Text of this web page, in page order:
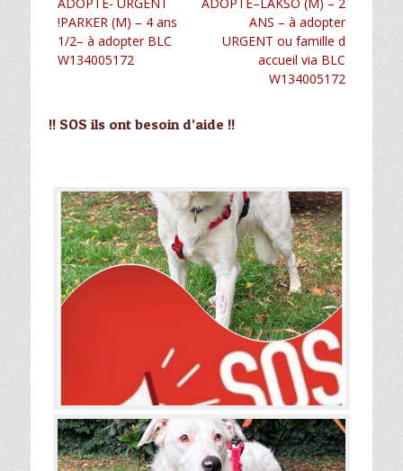
de
l’article
précédent :
!PARKER (M) – 4 ans
1/2– à adopter BLC
W134005172
ANS – à adopter
URGENT ou famille d
accueil via BLC
W134005172
!! SOS ils ont besoin d’aide !!